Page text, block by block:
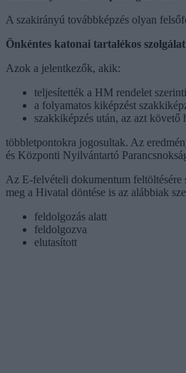
A szakirányú továbbképzés olyan
Önkéntes katonai tartalékos szolgálat
Azok a jelentkezők, akik:
teljesítették a HM rendelet
a folyamatos kiképzést
szakkiképzés után, az azt követő
többletpontokra jogosultak. Az
és Központi Nyilvántartó
Az E-felvételi dokumentum feltöltésére
meg a Hivatal döntése is az alábbiak
feldolgozás alatt
feldolgozva
elutasított